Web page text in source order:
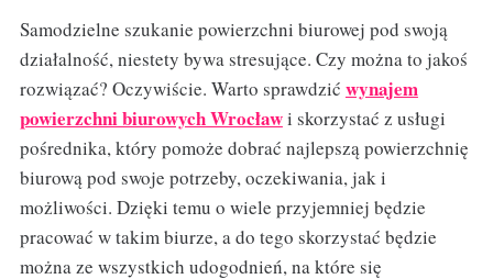
Samodzielne szukanie powierzchni biurowej pod swoją
działalność, niestety bywa stresujące. Czy można to jakoś
rozwiązać? Oczywiście. Warto sprawdzić wynajem
powierzchni biurowych Wrocławi skorzystać z usługi
pośrednika, który pomoże dobrać najlepszą powierzchnię
biurową pod swoje potrzeby, oczekiwania, jak i
możliwości. Dzięki temu o wiele przyjemniej będzie
pracować w takim biurze, a do tego skorzystać będzie
można ze wszystkich udogodnień, na które się